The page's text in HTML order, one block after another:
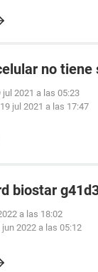
no tiene
jul 2021 a las 05:23
19 jul 2021 a las 17:47
biostar
a las 18:02
jun 2022 a las 05:12